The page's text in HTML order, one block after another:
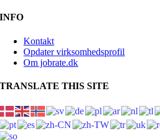
INFO
Kontakt
Opdater virksomhedsprofil
Om jobrate.dk
TRANSLATE THIS SITE